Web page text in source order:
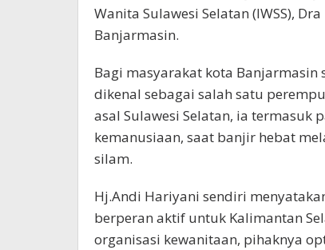
Wanita Sulawesi Selatan (IWSS),
Banjarmasin.
Bagi masyarakat kota
dikenal sebagai salah satu
asal Sulawesi Selatan, ia
kemanusiaan, saat banjir hebat
silam.
Hj.Andi Hariyani sendiri
berperan aktif untuk Kalimantan
organisasi kewanitaan, pihaknya